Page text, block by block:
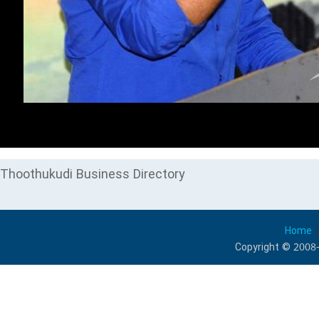
Thoothukudi Business Directory
Home
Copyright ©